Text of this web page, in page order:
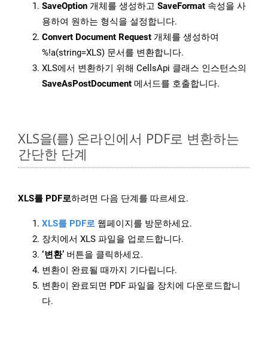
SaveOption 개체를 생성하고 SaveFormat 속성을 사
용하여 원하는 형식을 설정합니다.
Convert Document Request 개체를 생성하여
%!a(string=XLS) 문서를 변환합니다.
XLS에서 변환하기 위해 CellsApi 클래스 인스턴스의
SaveAsPostDocument 메서드를 호출합니다.
XLS을(를) 온라인에서 PDF로 변환하는
간단한 단계
XLS를 PDF로하려면 다음 단계를 따르세요.
XLS를 PDF로 웹페이지를 방문하세요.
장치에서 XLS 파일을 업로드합니다.
‘변환’ 버튼을 클릭하세요.
변환이 완료될 때까지 기다립니다.
변환이 완료되면 PDF 파일을 장치에 다운로드합니
다.